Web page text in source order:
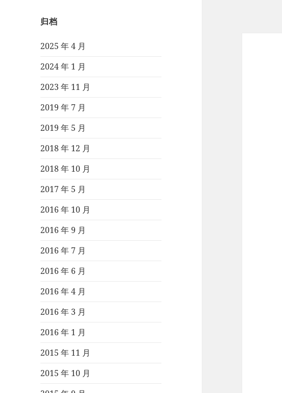
归档
2025 年 4 月
2024 年 1 月
2023 年 11 月
2019 年 7 月
2019 年 5 月
2018 年 12 月
2018 年 10 月
2017 年 5 月
2016 年 10 月
2016 年 9 月
2016 年 7 月
2016 年 6 月
2016 年 4 月
2016 年 3 月
2016 年 1 月
2015 年 11 月
2015 年 10 月